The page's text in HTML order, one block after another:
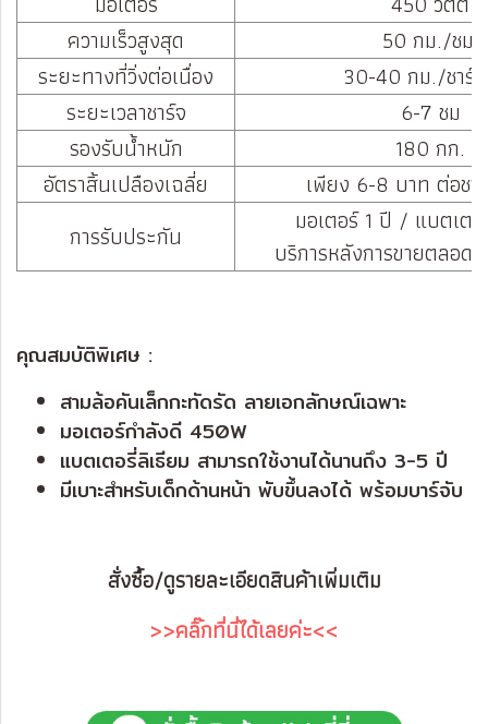
ความเร็วสูงสุด
50 กม./ชม.
ระยะทางที่วิ่งต่อเนื่อง
30-40 กม./ชาร์
ระยะเวลาชาร์จ
6-7 ชม
รองรับน้ำหนัก
180 กก.
อัตราสิ้นเปลืองเฉลี่ย
เพียง 6-8 บาท ต่อชา
การรับประกัน
มอเตอร์ 1 ปี / แบตเต
บริการหลังการขายตลอดอ
คุณสมบัติพิเศษ :
สามล้อคันเล็กกะทัดรัด ลายเอกลักษณ์เฉพาะ
มอเตอร์กำลังดี 450W
แบตเตอรี่ลิเธียม สามารถใช้งานได้นานถึง 3-5 ปี
มีเบาะสำหรับเด็กด้านหน้า พับขึ้นลงได้ พร้อมบาร์จับ
สั่งซื้อ/ดูรายละเอียดสินค้าเพิ่มเติม
>>คลิ๊กที่นี่ได้เลยค่ะ<<